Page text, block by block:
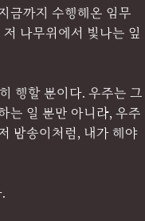
금까지 수행해온 임무
나무위에서 빛나는 잎
행할 뿐이다. 우주는 그
는 일 뿐만 아니라, 우주
밤송이처럼, 내가 해야